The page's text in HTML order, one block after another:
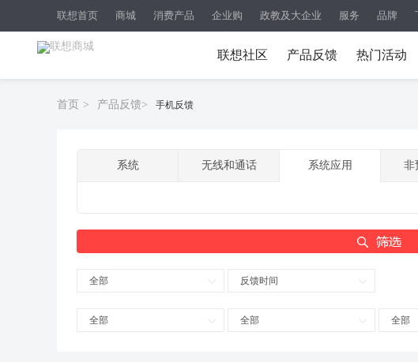
联想首页 商城 消费产品 企业购 政教及大企业 服务 品牌
联想社区 产品反馈 热门活动
首页 > 产品反馈> 手机反馈
系统 无线和通话 系统应用 非
全部 反馈时间
全部 全部 全部